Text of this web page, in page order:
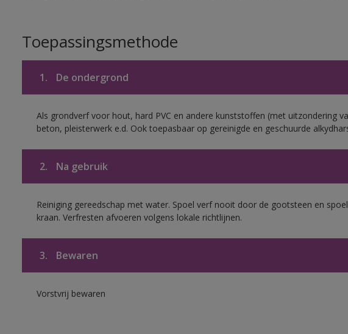
Toepassingsmethode
1. De ondergrond
Als grondverf voor hout, hard PVC en andere kunststoffen (met uitzondering
beton, pleisterwerk e.d. Ook toepasbaar op gereinigde en geschuurde
2. Na gebruik
Reiniging gereedschap met water. Spoel verf nooit door de gootsteen en
kraan. Verfresten afvoeren volgens lokale richtlijnen.
3. Bewaren
Vorstvrij bewaren